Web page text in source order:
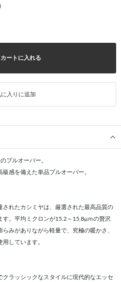
カートに入れる
に入りに追加
プルオーバー。
感を備えた単品プルオーバー。
されたカシミヤは、厳選された最高品質の
す。平均ミクロンが15.2～15.8μｍの贅沢
みがありながら軽量で、究極の暖かさ、
しています。
ラッシックなスタイルに現代的なエッセ